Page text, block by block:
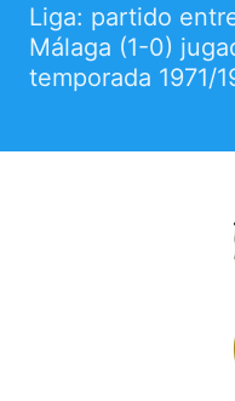
Liga: partido
Málaga (1-0)
temporada 1971/